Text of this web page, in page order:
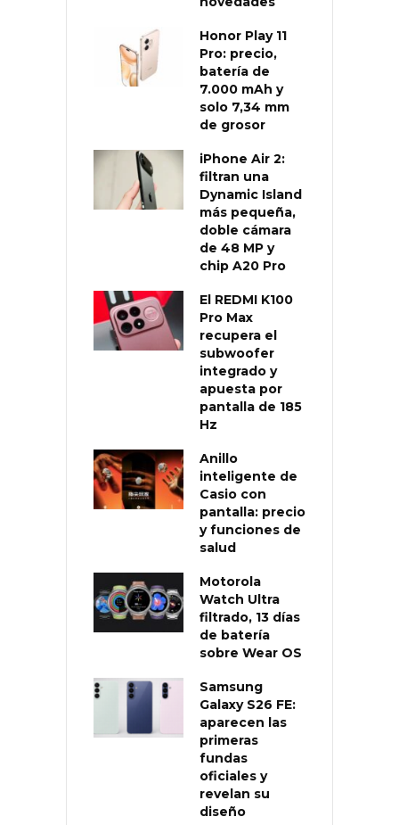
Honor Play 11
Pro: precio,
batería de
7.000 mAh y
solo 7,34 mm
de grosor
iPhone Air 2:
filtran una
Dynamic Island
más pequeña,
doble cámara
de 48 MP y
chip A20 Pro
El REDMI K100
Pro Max
recupera el
subwoofer
integrado y
apuesta por
pantalla de 185
Hz
Anillo
inteligente de
Casio con
pantalla: precio
y funciones de
salud
Motorola
Watch Ultra
filtrado, 13 días
de batería
sobre Wear OS
Samsung
Galaxy S26 FE:
aparecen las
primeras
fundas
oficiales y
revelan su
diseño